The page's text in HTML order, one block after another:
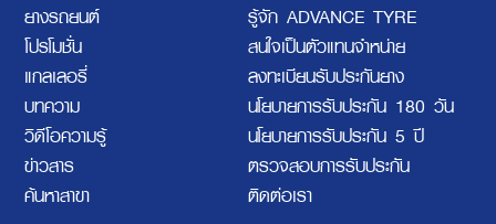
ยางรถยนต์
โปรโมชั่น
แกลเลอรี่
บทความ
วิดีโอความรู้
ข่าวสาร
ค้นหาสาขา
รู้จัก ADVANCE TYRE
สนใจเป็นตัวแทนจำหน่าย
ลงทะเบียนรับประกันยาง
นโยบายการรับประกัน 180 วัน
นโยบายการรับประกัน 5 ปี
ตรวจสอบการรับประกัน
ติดต่อเรา